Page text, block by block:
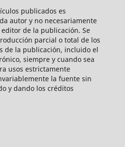
publicados es
autor y no necesariamente
de la publicación. Se
parcial o total de los
de la publicación, incluido el
siempre y cuando sea
usos estrictamente
la fuente sin
y dando los créditos